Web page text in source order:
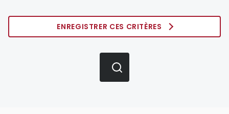
ENREGISTRER CES CRITÈRES